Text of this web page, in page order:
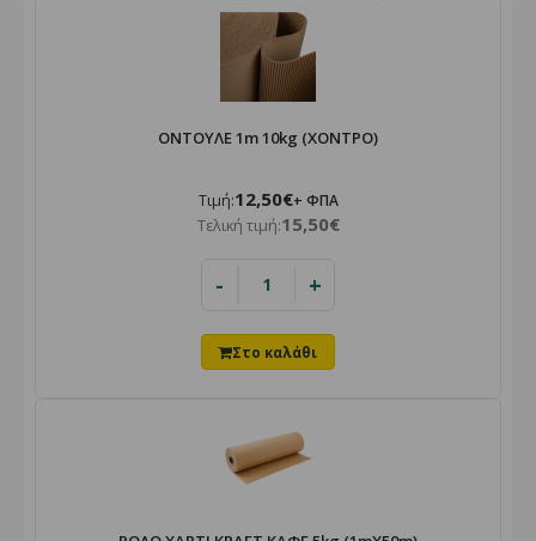
ΟΝΤΟΥΛΕ 1m 10kg (ΧΟΝΤΡΟ)
Τιμή:12,50€+ ΦΠΑ
Τελική τιμή:15,50€
- +